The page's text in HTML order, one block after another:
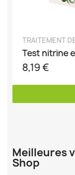
TRAITEMENT
8,19 €
Meilleures
Shop